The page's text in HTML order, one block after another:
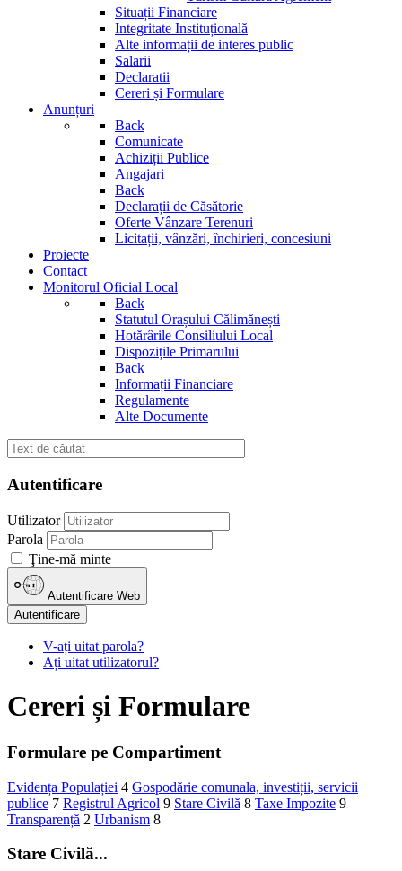
Situații Financiare
Integritate Instituțională
Alte informații de interes public
Salarii
Declaratii
Cereri și Formulare
Anunțuri
Back
Comunicate
Achiziții Publice
Angajari
Back
Declarații de Căsătorie
Oferte Vânzare Terenuri
Licitații, vânzări, închirieri, concesiuni
Proiecte
Contact
Monitorul Oficial Local
Back
Statutul Orașului Călimănești
Hotărârile Consiliului Local
Dispozițile Primarului
Back
Informații Financiare
Regulamente
Alte Documente
Autentificare
Utilizator
Parola
Ţine-mă minte
Autentificare Web
Autentificare
V-ați uitat parola?
Ați uitat utilizatorul?
Cereri și Formulare
Formulare pe Compartiment
Evidența Populației 4 Gospodărie comunala, investiții, servicii
publice 7 Registrul Agricol 9 Stare Civilă 8 Taxe Impozite 9
Transparență 2 Urbanism 8
Stare Civilă...